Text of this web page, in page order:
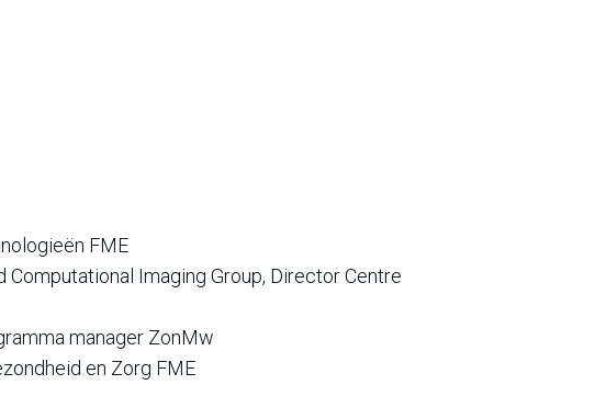
FME
Imaging Group, Director Centre
manager ZonMw
en Zorg FME